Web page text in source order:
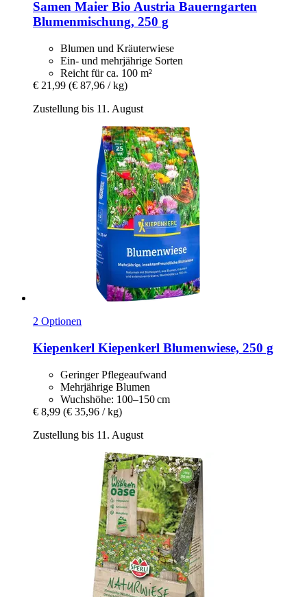
Samen Maier Bio Austria Bauerngarten
Blumenmischung, 250 g
Blumen und Kräuterwiese
Ein- und mehrjährige Sorten
Reicht für ca. 100 m²
€ 21,99 (€ 87,96 / kg)
Zustellung bis 11. August
2 Optionen
Kiepenkerl Kiepenkerl Blumenwiese, 250 g
Geringer Pflegeaufwand
Mehrjährige Blumen
Wuchshöhe: 100–150 cm
€ 8,99 (€ 35,96 / kg)
Zustellung bis 11. August